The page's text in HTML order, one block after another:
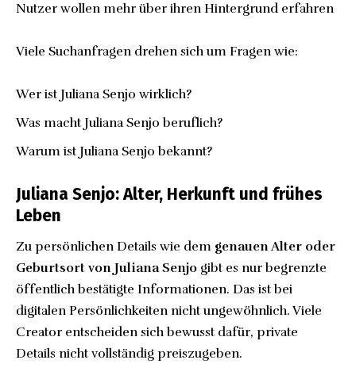
Nutzer wollen mehr über ihren Hintergrund erfahren
Viele Suchanfragen drehen sich um Fragen wie:
Wer ist Juliana Senjo wirklich?
Was macht Juliana Senjo beruflich?
Warum ist Juliana Senjo bekannt?
Juliana Senjo: Alter, Herkunft und frühes
Leben
Zu persönlichen Details wie dem genauen Alter oder
Geburtsort von Juliana Senjo gibt es nur begrenzte
öffentlich bestätigte Informationen. Das ist bei
digitalen Persönlichkeiten nicht ungewöhnlich. Viele
Creator entscheiden sich bewusst dafür, private
Details nicht vollständig preiszugeben.